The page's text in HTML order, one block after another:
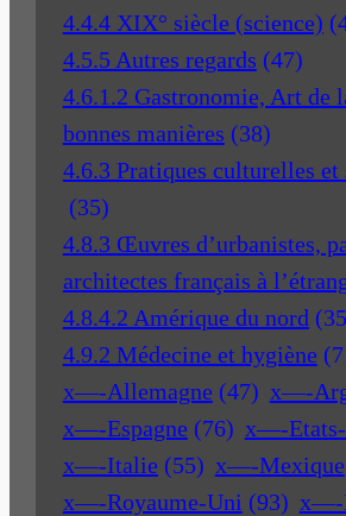
4.4.4 XIX° siècle (science)
4.5.5 Autres regards (47)
4.6.1.2 Gastronomie, Art de
bonnes manières (38)
4.6.3 Pratiques culturelles et
(35)
4.8.3 Œuvres d’urbanistes,
architectes français à
4.8.4.2 Amérique du nord
4.9.2 Médecine et hygiène
x—-Allemagne (47) x—-
x—-Espagne (76) x—-
x—-Italie (55) x—-Mexique
x—-Royaume-Uni (93) x—-